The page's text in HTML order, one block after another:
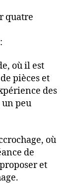
quatre
où il est
pièces et
des
peu
où
de
et